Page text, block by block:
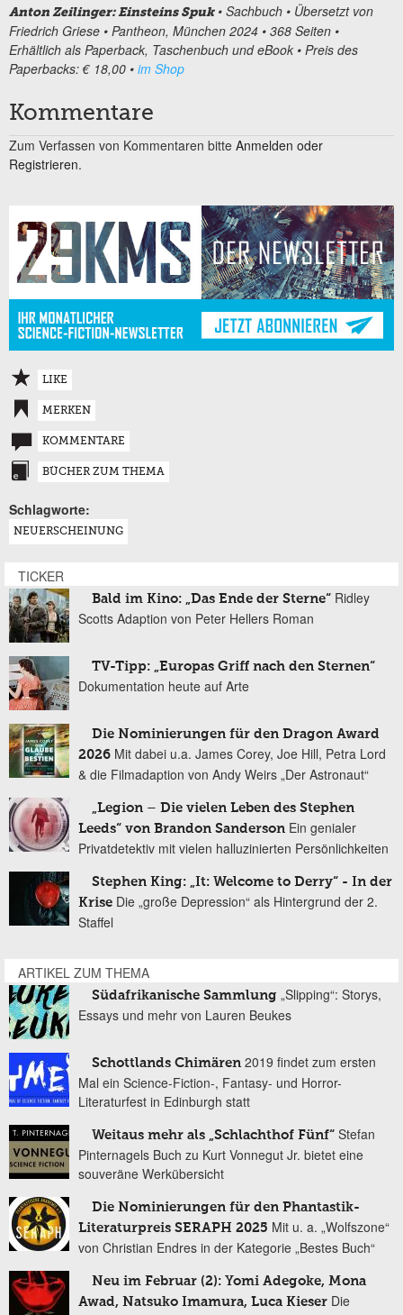
Anton Zeilinger: Einsteins Spuk• Sachbuch • Übersetzt von
Friedrich Griese • Pantheon, München 2024 • 368 Seiten •
Erhältlich als Paperback, Taschenbuch und eBook • Preis des
Paperbacks: € 18,00 • im Shop
Kommentare
Zum Verfassen von Kommentaren bitte Anmelden oder
Registrieren.
LIKE
MERKEN
KOMMENTARE
BÜCHER ZUM THEMA
Schlagworte:
NEUERSCHEINUNG
TICKER
Bald im Kino: „Das Ende der Sterne“ Ridley
Scotts Adaption von Peter Hellers Roman
TV-Tipp: „Europas Griff nach den Sternen“
Dokumentation heute auf Arte
Die Nominierungen für den Dragon Award
2026 Mit dabei u.a. James Corey, Joe Hill, Petra Lord
& die Filmadaption von Andy Weirs „Der Astronaut“
„Legion – Die vielen Leben des Stephen
Leeds“ von Brandon Sanderson Ein genialer
Privatdetektiv mit vielen halluzinierten Persönlichkeiten
Stephen King: „It: Welcome to Derry“ - In der
Krise Die „große Depression“ als Hintergrund der 2.
Staffel
ARTIKEL ZUM THEMA
Südafrikanische Sammlung „Slipping“: Storys,
Essays und mehr von Lauren Beukes
Schottlands Chimären 2019 findet zum ersten
Mal ein Science-Fiction-, Fantasy- und Horror-
Literaturfest in Edinburgh statt
Weitaus mehr als „Schlachthof Fünf“ Stefan
Pinternagels Buch zu Kurt Vonnegut Jr. bietet eine
souveräne Werkübersicht
Die Nominierungen für den Phantastik-
Literaturpreis SERAPH 2025 Mit u. a. „Wolfszone“
von Christian Endres in der Kategorie „Bestes Buch“
Neu im Februar (2): Yomi Adegoke, Mona
Awad, Natsuko Imamura, Luca Kieser Die